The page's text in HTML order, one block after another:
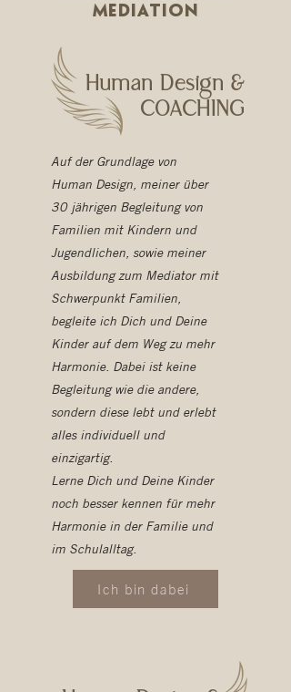
Mediation
Human Design &
COACHING
Auf der Grundlage von
Human Design, meiner über
30 jährigen Begleitung von
Familien mit Kindern und
Jugendlichen, sowie meiner
Ausbildung zum Mediator mit
Schwerpunkt Familien,
begleite ich Dich und Deine
Kinder auf dem Weg zu mehr
Harmonie. Dabei ist keine
Begleitung wie die andere,
sondern diese lebt und erlebt
alles individuell und
einzigartig.
Lerne Dich und Deine Kinder
noch besser kennen für mehr
Harmonie in der Familie und
im Schulalltag.
Ich bin dabei